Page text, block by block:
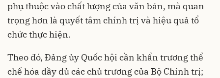
phụ thuộc vào chất lượng của văn bản, mà quan
trọng hơn là quyết tâm chính trị và hiệu quả tổ
chức thực hiện.
Theo đó, Đảng ủy Quốc hội cần khẩn trương thể
chế hóa đầy đủ các chủ trương của Bộ Chính trị;